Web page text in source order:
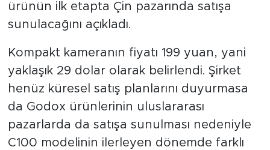
ürünün ilk etapta Çin pazarında satışa
sunulacağını açıkladı.
Kompakt kameranın fiyatı 199 yuan, yani
yaklaşık 29 dolar olarak belirlendi. Şirket
henüz küresel satış planlarını duyurmasa
da Godox ürünlerinin uluslararası
pazarlarda da satışa sunulması nedeniyle
C100 modelinin ilerleyen dönemde farklı